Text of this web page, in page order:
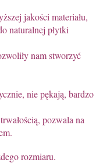
jakości materiału,
naturalnej płytki
nam stworzyć
nie pękają, bardzo
pozwala na
rozmiaru.